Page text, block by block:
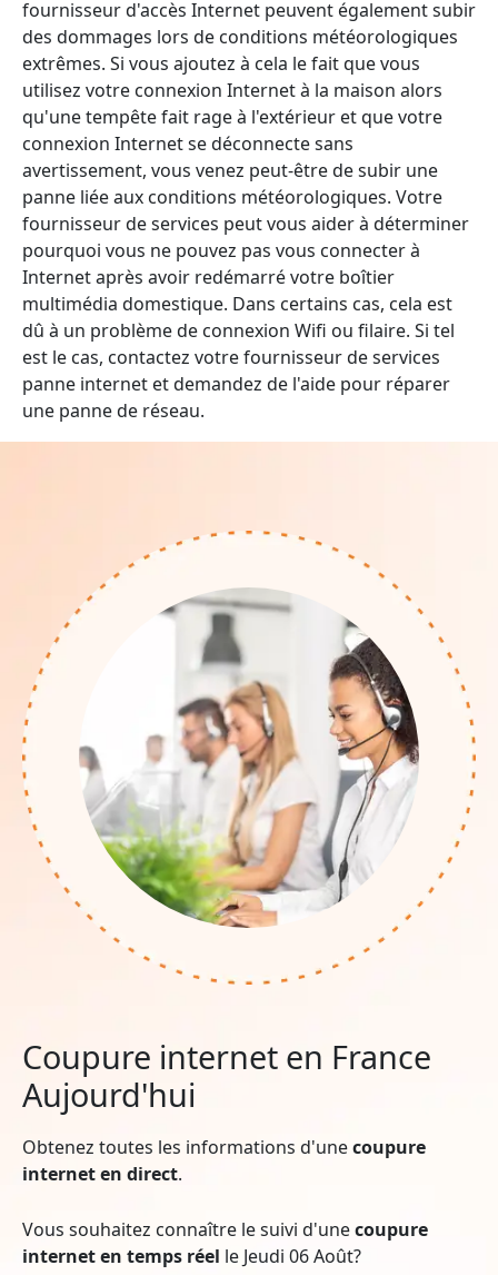
fournisseur d'accès Internet peuvent également subir
des dommages lors de conditions météorologiques
extrêmes. Si vous ajoutez à cela le fait que vous
utilisez votre connexion Internet à la maison alors
qu'une tempête fait rage à l'extérieur et que votre
connexion Internet se déconnecte sans
avertissement, vous venez peut-être de subir une
panne liée aux conditions météorologiques. Votre
fournisseur de services peut vous aider à déterminer
pourquoi vous ne pouvez pas vous connecter à
Internet après avoir redémarré votre boîtier
multimédia domestique. Dans certains cas, cela est
dû à un problème de connexion Wifi ou filaire. Si tel
est le cas, contactez votre fournisseur de services
panne internet et demandez de l'aide pour réparer
une panne de réseau.
Coupure internet en France
Aujourd'hui
Obtenez toutes les informations d'unecoupure
internet en direct.
Vous souhaitez connaître le suivi d'unecoupure
internet en temps réel le Jeudi 06 Août?